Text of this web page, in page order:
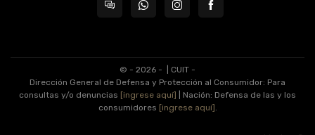
© - 2026 -
| CUIT -
Dirección General de Defensa y Protección al Consumidor: Para
consultas y/o denuncias [ingrese aquí]
| Nación: Defensa de las y los
consumidores [ingrese aquí] .